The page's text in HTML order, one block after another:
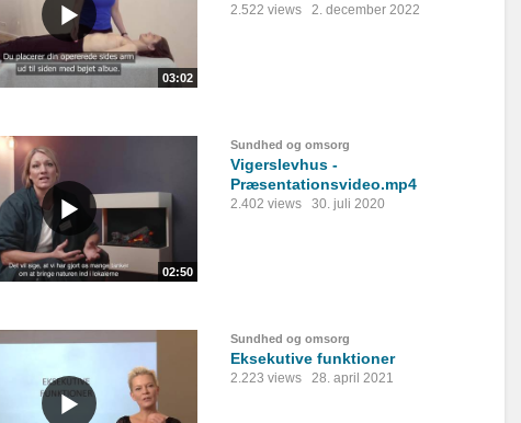
03:02
2.522 views 2. december 2022
02:50
Sundhed og omsorg
Vigerslevhus -
Præsentationsvideo.mp4
2.402 views 30. juli 2020
Sundhed og omsorg
Eksekutive funktioner
2.223 views 28. april 2021